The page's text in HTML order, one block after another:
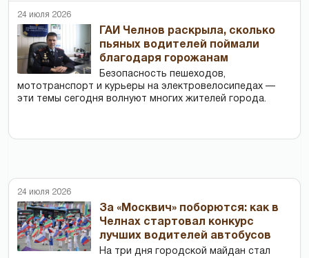
24 июля 2026
ГАИ Челнов раскрыла, сколько
пьяных водителей поймали
благодаря горожанам
Безопасность пешеходов,
мототранспорт и курьеры на электровелосипедах —
эти темы сегодня волнуют многих жителей города.
24 июля 2026
За «Москвич» поборются: как в
Челнах стартовал конкурс
лучших водителей автобусов
На три дня городской майдан стал